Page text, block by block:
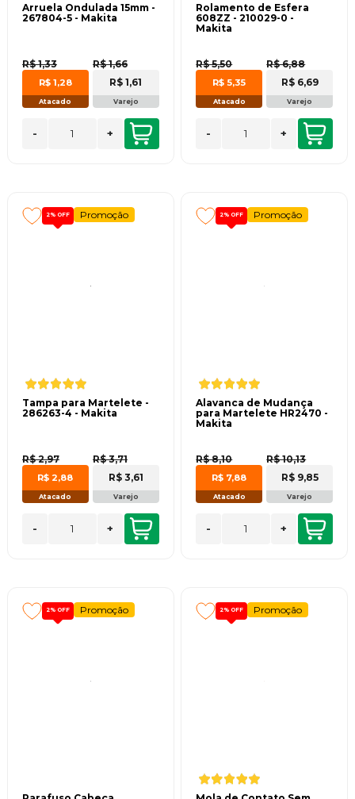
Arruela Ondulada 15mm -
267804-5 - Makita
R$ 1,33
R$ 1,28
Atacado
R$ 1,66
R$ 1,61
Varejo
- +
Rolamento de Esfera
608ZZ - 210029-0 -
Makita
R$ 5,50
R$ 5,35
Atacado
R$ 6,88
R$ 6,69
Varejo
- +
2% OFF Promoção
Tampa para Martelete -
286263-4 - Makita
R$ 2,97
R$ 2,88
Atacado
R$ 3,71
R$ 3,61
Varejo
- +
2% OFF Promoção
Alavanca de Mudança
para Martelete HR2470 -
Makita
R$ 8,10
R$ 7,88
Atacado
R$ 10,13
R$ 9,85
Varejo
- +
2% OFF Promoção 2% OFF Promoção